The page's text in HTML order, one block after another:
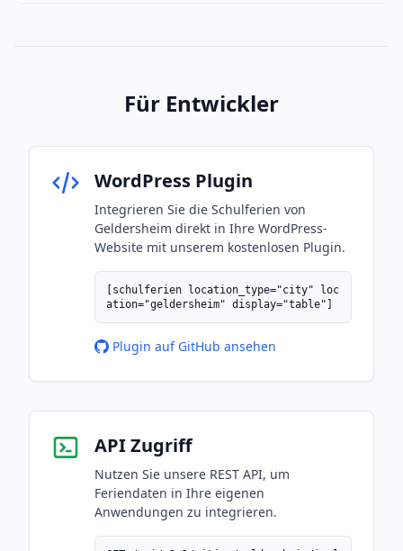
Für Entwickler
WordPress Plugin
Integrieren Sie die Schulferien von
Geldersheim direkt in Ihre WordPress-
Website mit unserem kostenlosen Plugin.
[schulferien location_type="city" loc
ation="geldersheim" display="table"]
Plugin auf GitHub ansehen
API Zugriff
Nutzen Sie unsere REST API, um
Feriendaten in Ihre eigenen
Anwendungen zu integrieren.